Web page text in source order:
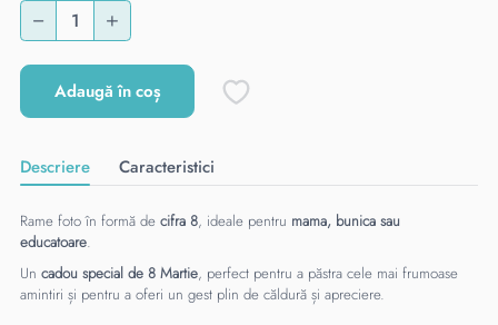
Adaugă în coș
Descriere Caracteristici
Rame foto în formă de cifra 8, ideale pentru mama, bunica sau
educatoare.
Un cadou special de 8 Martie, perfect pentru a păstra cele mai frumoase
amintiri și pentru a oferi un gest plin de căldură și apreciere.